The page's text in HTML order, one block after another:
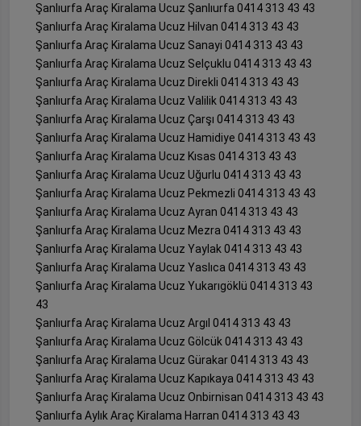
Şanlıurfa Araç Kiralama Ucuz Şanlıurfa 0414 313 43 43
Şanlıurfa Araç Kiralama Ucuz Hilvan 0414 313 43 43
Şanlıurfa Araç Kiralama Ucuz Sanayi 0414 313 43 43
Şanlıurfa Araç Kiralama Ucuz Selçuklu 0414 313 43 43
Şanlıurfa Araç Kiralama Ucuz Direkli 0414 313 43 43
Şanlıurfa Araç Kiralama Ucuz Valilik 0414 313 43 43
Şanlıurfa Araç Kiralama Ucuz Çarşı 0414 313 43 43
Şanlıurfa Araç Kiralama Ucuz Hamidiye 0414 313 43 43
Şanlıurfa Araç Kiralama Ucuz Kısas 0414 313 43 43
Şanlıurfa Araç Kiralama Ucuz Uğurlu 0414 313 43 43
Şanlıurfa Araç Kiralama Ucuz Pekmezli 0414 313 43 43
Şanlıurfa Araç Kiralama Ucuz Ayran 0414 313 43 43
Şanlıurfa Araç Kiralama Ucuz Mezra 0414 313 43 43
Şanlıurfa Araç Kiralama Ucuz Yaylak 0414 313 43 43
Şanlıurfa Araç Kiralama Ucuz Yaslıca 0414 313 43 43
Şanlıurfa Araç Kiralama Ucuz Yukarıgöklü 0414 313 43
43
Şanlıurfa Araç Kiralama Ucuz Argıl 0414 313 43 43
Şanlıurfa Araç Kiralama Ucuz Gölcük 0414 313 43 43
Şanlıurfa Araç Kiralama Ucuz Gürakar 0414 313 43 43
Şanlıurfa Araç Kiralama Ucuz Kapıkaya 0414 313 43 43
Şanlıurfa Araç Kiralama Ucuz Onbirnisan 0414 313 43 43
Şanlıurfa Aylık Araç Kiralama Harran 0414 313 43 43